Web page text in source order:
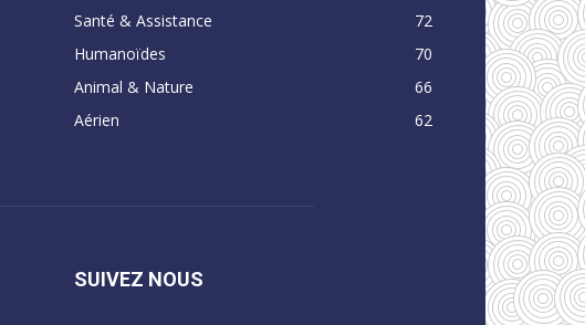
Santé & Assistance
72
Humanoïdes
70
Animal & Nature
66
Aérien
62
SUIVEZ NOUS